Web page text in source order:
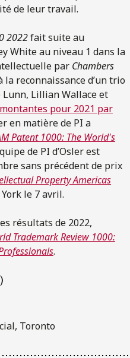
de leur travail.
2022fait suite au
White au niveau 1 dans la
par Chambers
la reconnaissance d’un trio
Lunn, Lillian Wallace et
pour 2021 par
en matière de PI a
Patent 1000: The World's
de PI d’Osler est
sans précédent de prix
Property Americas
le 7 avril.
résultats de 2022,
Trademark Review 1000:
.
Toronto